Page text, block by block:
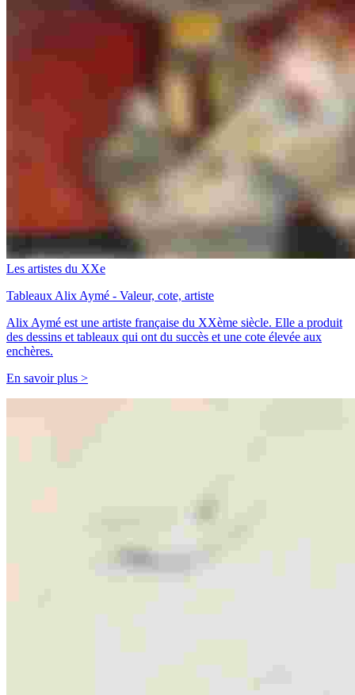
Les artistes du XXe
Tableaux Alix Aymé - Valeur, cote, artiste
Alix Aymé est une artiste française du XXème siècle. Elle a produit
des dessins et tableaux qui ont du succès et une cote élevée aux
enchères.
En savoir plus >